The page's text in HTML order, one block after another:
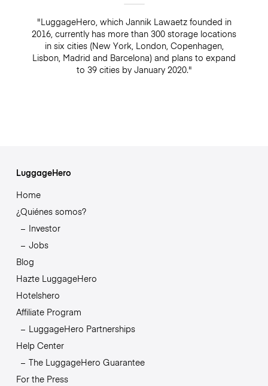
"LuggageHero, which Jannik Lawaetz founded in
2016, currently has more than 300 storage locations
in six cities (New York, London, Copenhagen,
Lisbon, Madrid and Barcelona) and plans to expand
to 39 cities by January 2020."
LuggageHero
Home
¿Quiénes somos?
Investor
Jobs
Blog
Hazte LuggageHero
Hotelshero
Affiliate Program
LuggageHero Partnerships
Help Center
The LuggageHero Guarantee
For the Press